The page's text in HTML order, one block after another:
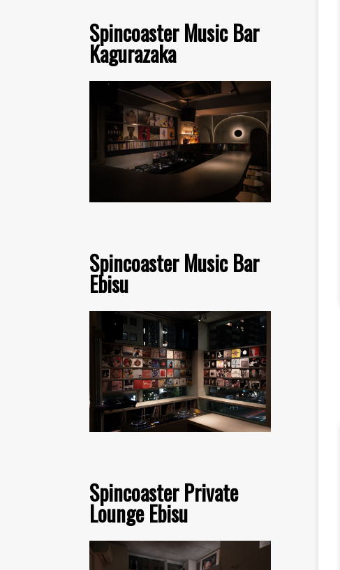
Spincoaster Music Bar
Kagurazaka
Spincoaster Music Bar
Ebisu
Spincoaster Private
Lounge Ebisu